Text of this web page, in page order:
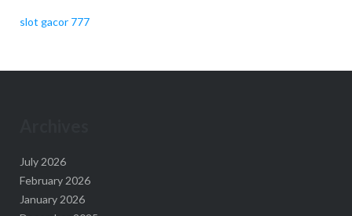
slot gacor 777
July 2026
February 2026
January 2026